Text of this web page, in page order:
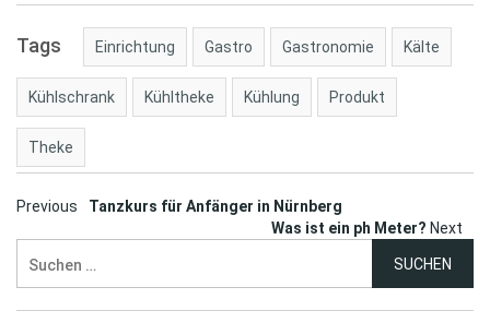
Tags Einrichtung Gastro Gastronomie Kälte
Kühlschrank Kühltheke Kühlung Produkt
Theke
Post
navigation
Previous
Tanzkurs für Anfänger in Nürnberg
Was ist ein ph Meter? Next
nach: